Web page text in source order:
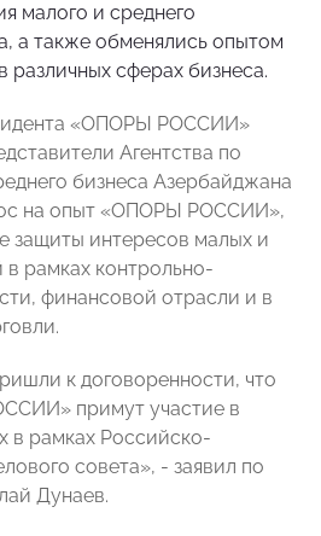
малого и среднего
а также обменялись опытом
различных сферах бизнеса.
«ОПОРЫ РОССИИ»
Агентства по
бизнеса Азербайджана
на опыт «ОПОРЫ РОССИИ»,
защиты интересов малых и
рамках контрольно-
финансовой отрасли и в
к договоренности, что
примут участие в
в рамках Российско-
совета», - заявил по
Дунаев.